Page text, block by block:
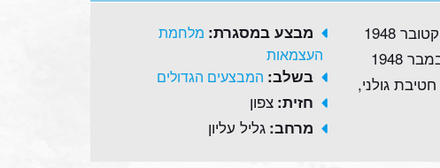
מבצע במסגרת: מלחמת
העצמאות
בשלב: המבצעים הגדולים
חזית: צפון
מרחב: גליל עליון
חטיבת גולני,